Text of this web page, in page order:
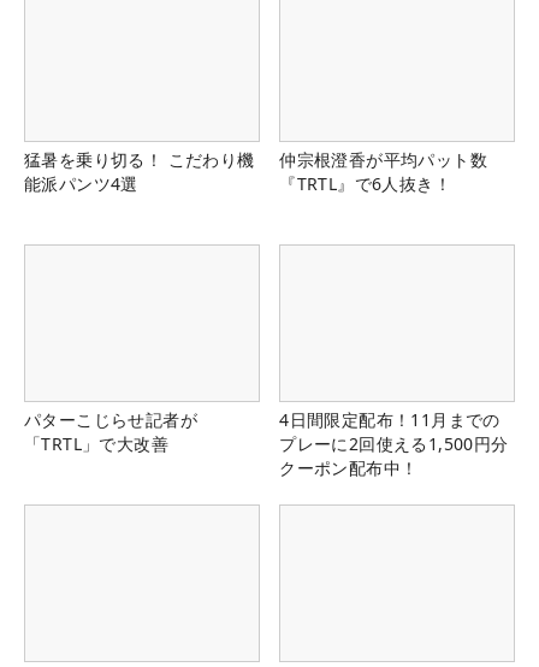
猛暑を乗り切る！ こだわり機
能派パンツ4選
仲宗根澄香が平均パット数
『TRTL』で6人抜き！
パターこじらせ記者が
「TRTL」で大改善
4日間限定配布！11月までの
プレーに2回使える1,500円分
クーポン配布中！